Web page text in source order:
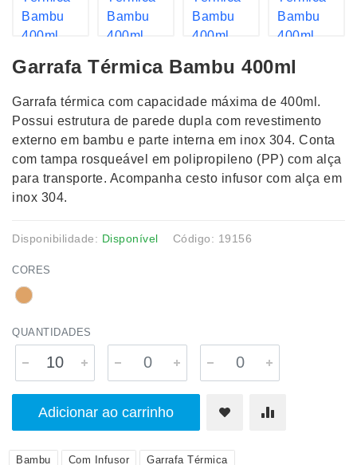
Garrafa Térmica Bambu 400ml
Garrafa térmica com capacidade máxima de 400ml.
Possui estrutura de parede dupla com revestimento
externo em bambu e parte interna em inox 304. Conta
com tampa rosqueável em polipropileno (PP) com alça
para transporte. Acompanha cesto infusor com alça em
inox 304.
Disponibilidade: Disponível Código: 19156
CORES
QUANTIDADES
Adicionar ao carrinho
Bambu Com Infusor
Garrafa Térmica